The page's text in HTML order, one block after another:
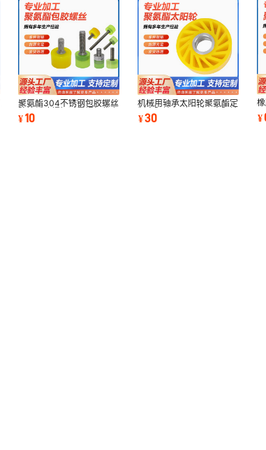
聚氨酯304不锈钢包胶螺丝
防撞缓冲螺钉减震螺杆优力
胶头螺栓M6M8
¥10
机械用轴承太阳轮聚氨酯定
制太阳轮印刷器材用太阳轮
聚氨酯压纸轮
¥30 ¥